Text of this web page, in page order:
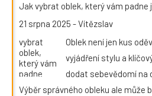
Jak vybrat oblek, který vám padne
21 srpna 2025 -Vítězslav
Oblek není jen kus
vyjádření stylu a
dodat sebevědomí
Výběr správného obleku ale může